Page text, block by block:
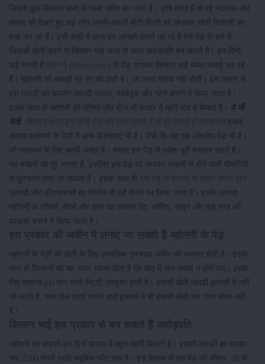
जिससे कुछ किसान जल्द से जल्द अमीर बन जाते हैं। कृषि क्षेत्र में हो रहे नवाचार और
फायदे को देखते हुए कई लोग अपनी-अपनी मोटी सैलरी को छोड़कर खेती किसानी का
रुख कर रहे हैं। इसी कड़ी में आज हम आपको बताने जा रहे हैं ऐसे पेड़ के बारे में
जिसकी खेती करने से किसान भाई जल्द से जल्द करोड़पति बन सकते है। इन दिनों
कई राज्यों में महोगनी ( Mahogany) के पेड़ उगाकर किसान भाई बम्पर कमाई कर रहे
हैं। महोगनी की लकड़ी भूरे रंग की होती है। जो जल्द खराब नहीं होतीं। इस कारण से
इस लकड़ी का उपयोग लकड़ी जहाज, प्लाईवुड और गहने बनाने में किया जाता है।
इसके साथ ही महोगनी की पत्तियां और बीज भी बाजार में महंगे भाव में बिकते हैं।
ये भी
देखें: किसान अगर इन तीनों पेड़ों की खेती करते हैं तो हो सकते हैं करोड़पति
इसके
अलावा महोगनी के पेड़ों में अन्य विशेषताएं भी हैं। जैसे कि यह एक औषधीय पेड़ भी है।
जो स्वास्थ्य के लिए काफी अच्छा है। मच्छर इस पेड़ से हमेशा दूरी बनाकर रखते हैं।
यह मच्छरों को दूर भगाता है, इसलिए इस पेड़ को लगाकर मच्छरों से होने वाली बीमारियों
से छुटकारा पाया जा सकता है। इसके साथ ही इस पेड़ के माध्यम से मच्छर भगाने वाले
उत्पादों और कीटनाशकों का निर्माण भी बड़े पैमाने पर किया जाता है। इसके अलावा
महोगनी के पत्तियों, बीजों और छाल का उपयोग पेंट, वार्निश, साबुन और कई तरह की
दवाइयां बनाने में किया जाता है।
महोगनी के पेड़ों की खेती के लिए अत्यधिक उपजाऊ जमीन की जरूरत होती है। इसके
साथ ही किसानों को यह ध्यान रखना होता है कि खेत में जल जमाव न होने पाए। इसके
लिए सामान्य pH मान वाली मिट्टी उपयुक्त होती है। इसकी खेती पहाड़ी इलाकों में नहीं
की जाती है, साथ तेज हवाएं चलने वाले इलाकों में भी इसकी खेती कर पाना संभव नहीं
है।
महोगनी का लड़की इन दिनों बाजार में बहुत मंहगी बिकती है। इसकी लकड़ी का बाजार
भाव 2200 रुपये प्रति क्यूबिक फीट तक है। इस हिसाब से एक पेड़ की कीमत 20 से